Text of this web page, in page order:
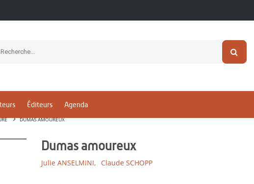
Éditeurs Agenda
DUMAS AMOUREUX
Dumas amoureux
Julie ANSELMINI, Claude SCHOPP